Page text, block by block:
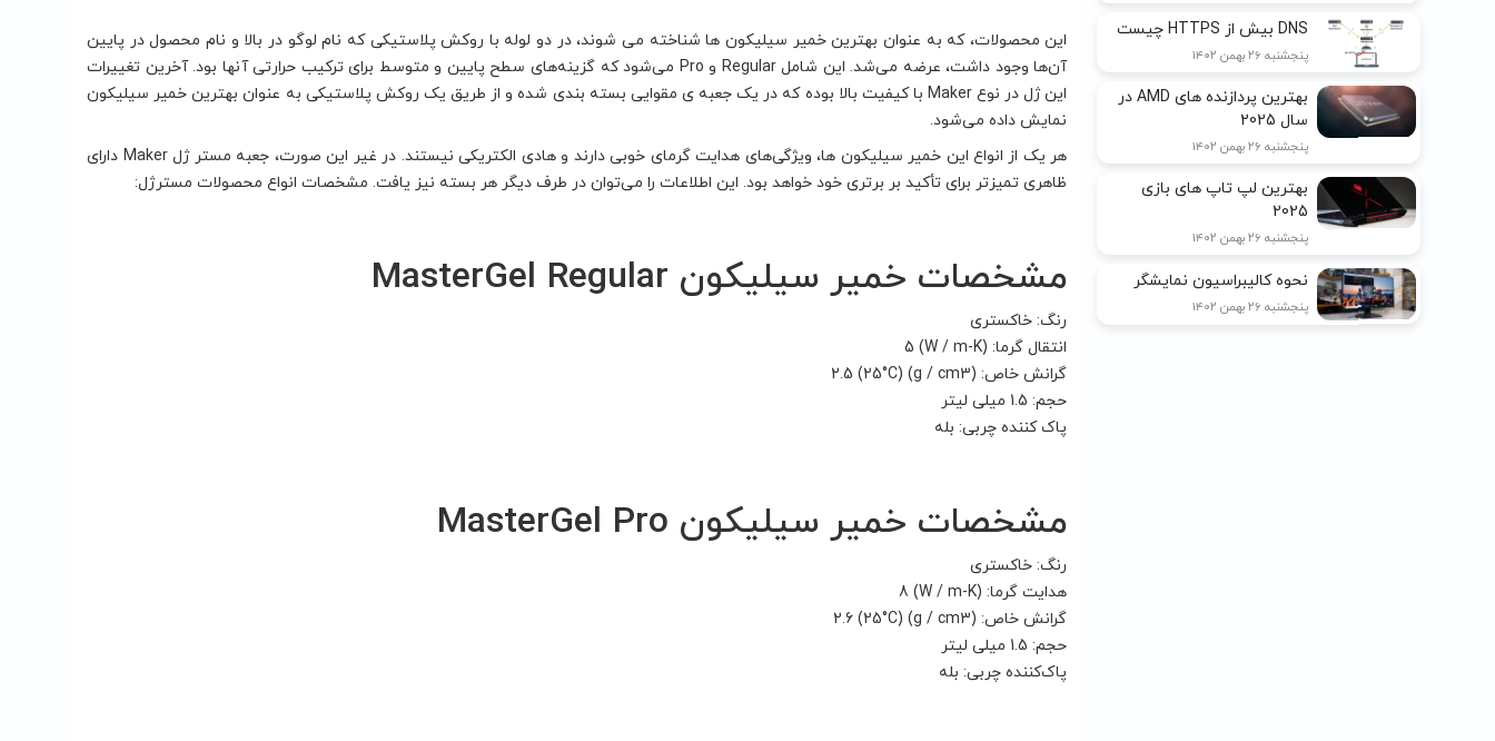
DNS بیش از HTTPS چیست
پنجشنبه ۲۶ بهمن ۱۴۰۲
بهترین پردازنده های AMD در
سال 2025
پنجشنبه ۲۶ بهمن ۱۴۰۲
بهترین لپ تاپ های بازی
2025
پنجشنبه ۲۶ بهمن ۱۴۰۲
نحوه کالیبراسیون نمایشگر
پنجشنبه ۲۶ بهمن ۱۴۰۲
این محصولات، که به عنوان بهترین خمیر سیلیکون ها شناخته می شوند، در دو لوله با روکش پلاستیکی که نام لوگو در بالا و نام محصول در پایین
آن‌ها وجود داشت، عرضه می‌شد. این شامل Regular و Pro می‌شود که گزینه‌های سطح پایین و متوسط برای ترکیب حرارتی آنها بود. آخرین تغییرات
این ژل‌ در نوع Maker با کیفیت بالا بوده که در یک جعبه ی مقوایی بسته بندی شده و از طریق یک روکش پلاستیکی به‌ عنوان بهترین خمیر سیلیکون
نمایش داده می‌شود.
هر یک از انواع این خمیر سیلیکون‌ ها، ویژگی‌های هدایت گرمای خوبی دارند و هادی الکتریکی نیستند. در غیر این صورت، جعبه مستر ژل Maker دارای
ظاهری تمیزتر برای تأکید بر برتری خود خواهد بود. این اطلاعات را می‌توان در طرف دیگر هر بسته نیز یافت. مشخصات انواع محصولات مسترژل:
مشخصات خمیر سیلیکون MasterGel Regular
رنگ: خاکستری
انتقال گرما: (W / m-K) 5
گرانش خاص: (g / cm3) (25°C) 2.5
حجم: 1.5 میلی لیتر
پاک کننده چربی: بله
مشخصات خمیر سیلیکون MasterGel Pro
رنگ: خاکستری
هدایت گرما: (W / m-K) 8
گرانش خاص: (g / cm3) (25°C) 2.6
حجم: 1.5 میلی لیتر
پاک‌کننده چربی: بله